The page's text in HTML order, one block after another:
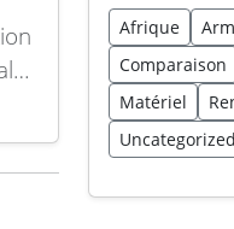
Afrique
Comparaison
Matériel
Uncategorized